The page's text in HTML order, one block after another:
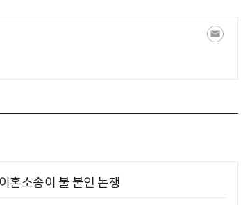
혼소송이 불 붙인 논쟁